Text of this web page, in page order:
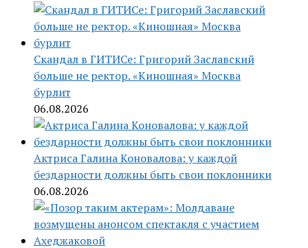
Скандал в ГИТИСе: Григорий Заславский
больше не ректор. «Киношная» Москва
бурлит
06.08.2026
Актриса Галина Коновалова: у каждой
бездарности должны быть свои поклонники
06.08.2026